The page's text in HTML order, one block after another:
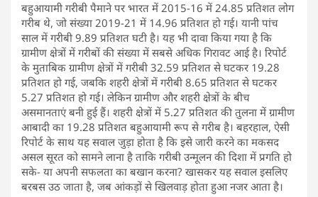
बहुआयामी गरीबी पैमाने पर भारत में 2015-16 में 24.85 प्रतिशत लोग
गरीब थे, जो संख्या 2019-21 में 14.96 प्रतिशत हो गई। यानी पांच
साल में गरीबी 9.89 प्रतिशत घटी है। यह भी दावा किया गया है कि
ग्रामीण क्षेत्रों में गरीबों की संख्या में सबसे अधिक गिरावट आई है। रिपोर्ट
के मुताबिक ग्रामीण क्षेत्रों में गरीबी 32.59 प्रतिशत से घटकर 19.28
प्रतिशत हो गई, जबकि शहरी क्षेत्रों में गरीबी 8.65 प्रतिशत से घटकर
5.27 प्रतिशत हो गई। लेकिन ग्रामीण और शहरी क्षेत्रों के बीच
असमानताएं बनी हुई हैं। शहरी क्षेत्रों में 5.27 प्रतिशत की तुलना में ग्रामीण
आबादी का 19.28 प्रतिशत बहुआयामी रूप से गरीब है। बहरहाल, ऐसी
रिपोर्ट के साथ यह सवाल जुड़ा होता है कि इसे जारी करने का मकसद
असल सूरत को सामने लाना है ताकि गरीबी उन्मूलन की दिशा में प्रगति हो
सके- या अपनी सफलता का बखान करना? खासकर यह सवाल इसलिए
बरबस उठ जाता है, जब आंकड़ों से खिलवाड़ होता हुआ नजर आता है।